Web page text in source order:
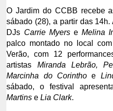
O Jardim do CCBB recebe
sábado (28), a partir das
DJs Carrie Myerse Melina
palco montado no local
Verão, com 12
artistas Miranda Lebrão,
Marcinha do Corinthoe
sábado, o festival
Martinse Lia Clark.